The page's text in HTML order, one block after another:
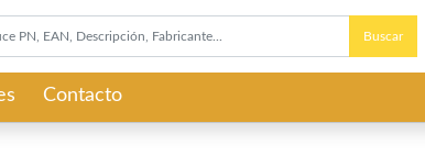
Buscar
Contacto